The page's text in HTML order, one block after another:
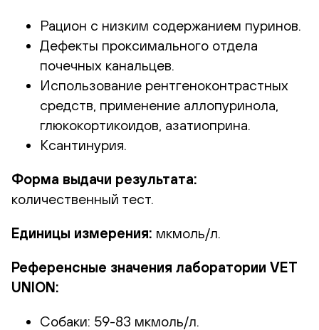
Рацион с низким содержанием пуринов.
Дефекты проксимального отдела
почечных канальцев.
Использование рентгеноконтрастных
средств, применение аллопуринола,
глюкокортикоидов, азатиоприна.
Ксантинурия.
Форма выдачи результата:
количественный тест.
Единицы измерения: мкмоль/л.
Референсные значения лаборатории VET
UNION:
Собаки: 59-83 мкмоль/л.